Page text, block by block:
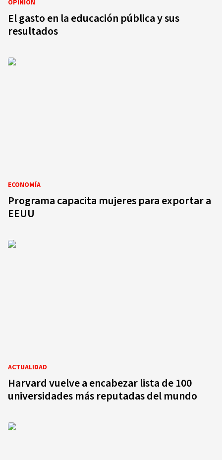
OPINIÓN
El gasto en la educación pública y sus
resultados
ECONOMÍA
Programa capacita mujeres para exportar a
EEUU
ACTUALIDAD
Harvard vuelve a encabezar lista de 100
universidades más reputadas del mundo